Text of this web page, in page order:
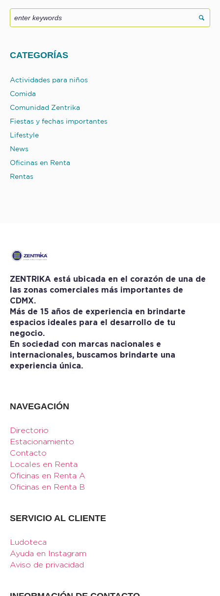
CATEGORÍAS
Actividades para niños
Comida
Comunidad Zentrika
Fiestas y fechas importantes
Lifestyle
News
Oficinas en Renta
Rentas
ZENTRIKA está ubicada en el corazón de una de
las zonas comerciales más importantes de
CDMX.
Más de 15 años de experiencia en brindarte
espacios ideales para el desarrollo de tu
negocio.
En sociedad con marcas nacionales e
internacionales, buscamos brindarte una
experiencia única.
NAVEGACIÓN
Directorio
Estacionamiento
Contacto
Locales en Renta
Oficinas en Renta A
Oficinas en Renta B
SERVICIO AL CLIENTE
Ludoteca
Ayuda en Instagram
Aviso de privacidad